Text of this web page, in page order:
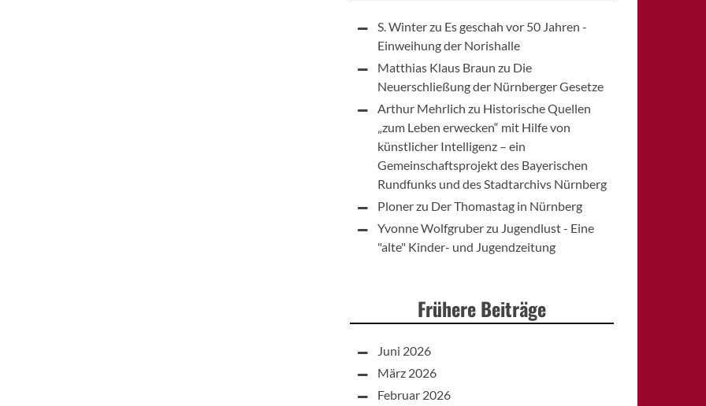
S. Winterzu Es geschah vor 50 Jahren -
Einweihung der Norishalle
Matthias Klaus Braun zu Die
Neuerschließung der Nürnberger Gesetze
Arthur Mehrlich zu Historische Quellen
„zum Leben erwecken“ mit Hilfe von
künstlicher Intelligenz – ein
Gemeinschaftsprojekt des Bayerischen
Rundfunks und des Stadtarchivs Nürnberg
Plonerzu Der Thomastag in Nürnberg
Yvonne Wolfgruberzu Jugendlust - Eine
"alte" Kinder- und Jugendzeitung
Frühere Beiträge
Juni 2026
März 2026
Februar 2026